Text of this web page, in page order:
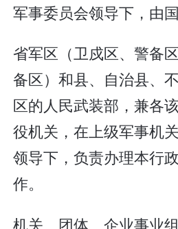
军事委员会领导下，由国
省军区（卫戍区、警备
备区）和县、自治县、
区的人民武装部，兼各
役机关，在上级军事机
领导下，负责办理本行
作。
机关、团体、企业事业